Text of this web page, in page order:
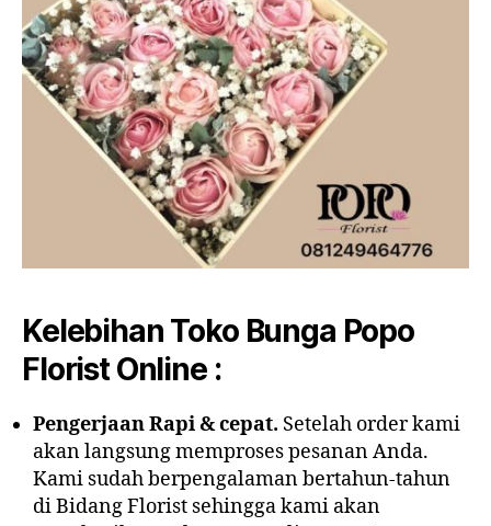
Kelebihan Toko Bunga Popo
Florist Online :
Pengerjaan Rapi & cepat. Setelah order kami
akan langsung memproses pesanan Anda.
Kami sudah berpengalaman bertahun-tahun
di Bidang Florist sehingga kami akan